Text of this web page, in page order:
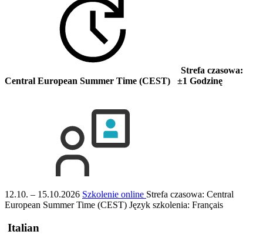
Strefa czasowa:
Central European Summer Time (CEST) ±1 Godzinę
12.10. – 15.10.2026 Szkolenie online Strefa czasowa: Central
European Summer Time (CEST) Język szkolenia: Français
Italian